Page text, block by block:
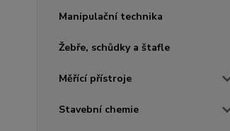
Manipulační technika
Žebře, schůdky a štafle
Měřící přístroje
Stavební chemie